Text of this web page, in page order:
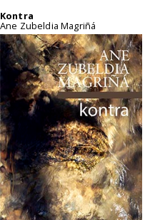
Kontra
Ane Zubeldia Magriñá